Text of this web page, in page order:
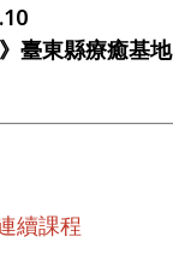
》臺東縣療癒基
續課程